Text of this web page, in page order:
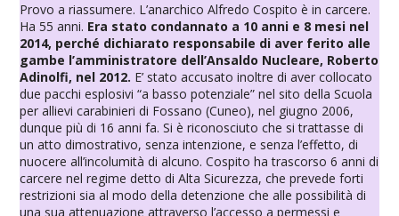
Provo a riassumere. L’anarchico Alfredo Cospito è in carcere.
Ha 55 anni. Era stato condannato a 10 anni e 8 mesi nel
2014, perché dichiarato responsabile di aver ferito alle
gambe l’amministratore dell’Ansaldo Nucleare, Roberto
Adinolfi, nel 2012. E’ stato accusato inoltre di aver collocato
due pacchi esplosivi “a basso potenziale” nel sito della Scuola
per allievi carabinieri di Fossano (Cuneo), nel giugno 2006,
dunque più di 16 anni fa. Si è riconosciuto che si trattasse di
un atto dimostrativo, senza intenzione, e senza l’effetto, di
nuocere all’incolumità di alcuno. Cospito ha trascorso 6 anni di
carcere nel regime detto di Alta Sicurezza, che prevede forti
restrizioni sia al modo della detenzione che alle possibilità di
una sua attenuazione attraverso l’accesso a permessi e